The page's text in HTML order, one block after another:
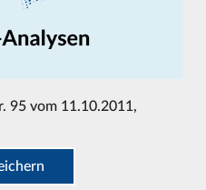
95 vom 11.10.2011,